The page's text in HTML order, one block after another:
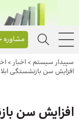
مشاوره
سپیدار سیستم > اخبار>
افزایش سن بازنشستگی
افزایش سن